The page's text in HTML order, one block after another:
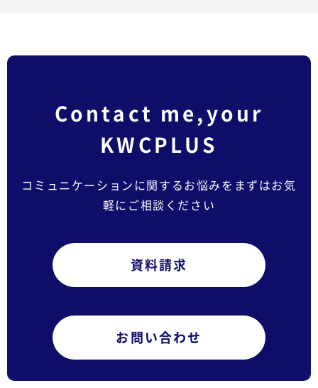
Contact me,your
KWCPLUS
コミュニケーションに関するお悩みをまずはお気
軽にご相談ください
資料請求
お問い合わせ